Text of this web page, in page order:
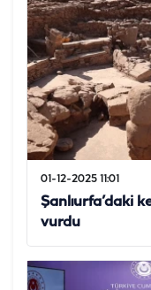
01-12-2025 11:01
Şanlıurfa’daki
vurdu